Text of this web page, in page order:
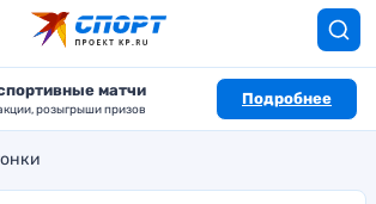
матчи
розыгрыши призов
Подробнее